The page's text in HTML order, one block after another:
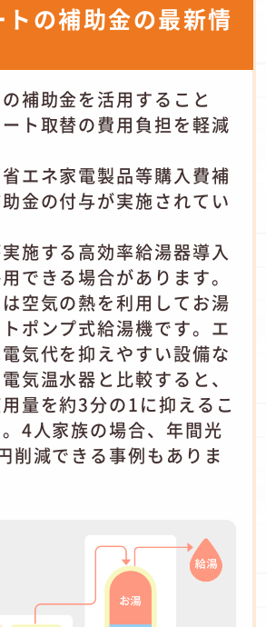
の補助金の最新情
補助金を活用すること
ト取替の費用負担を軽減
エネ家電製品等購入費補
金の付与が実施されてい
施する高効率給湯器導入
できる場合があります。
空気の熱を利用してお湯
ポンプ式給湯機です。エ
気代を抑えやすい設備な
気温水器と比較すると、
量を約3分の1に抑えるこ
4人家族の場合、年間光
削減できる事例もありま